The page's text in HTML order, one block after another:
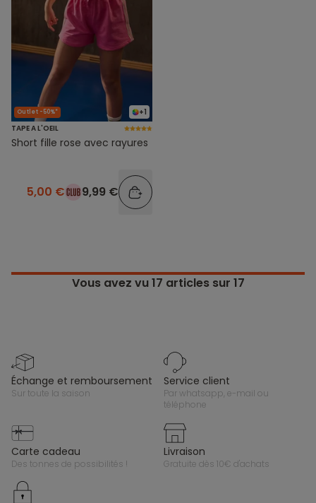
+1
Outlet -50%*
TAPE A L'OEIL
Short fille rose avec rayures
5,00 € 9,99 €
Vous avez vu17 articles sur 17
échange et remboursement
sur toute la saison
service client
par whatsapp, e-mail ou
téléphone
carte cadeau
des tonnes de possibilités !
livraison
gratuite dès 10€ d'achats